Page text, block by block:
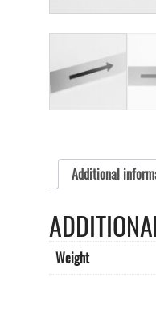
Additional
Weight